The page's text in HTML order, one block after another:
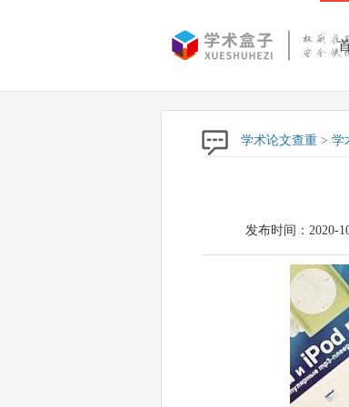
学术论文查重 > 学
发布时间：2020-